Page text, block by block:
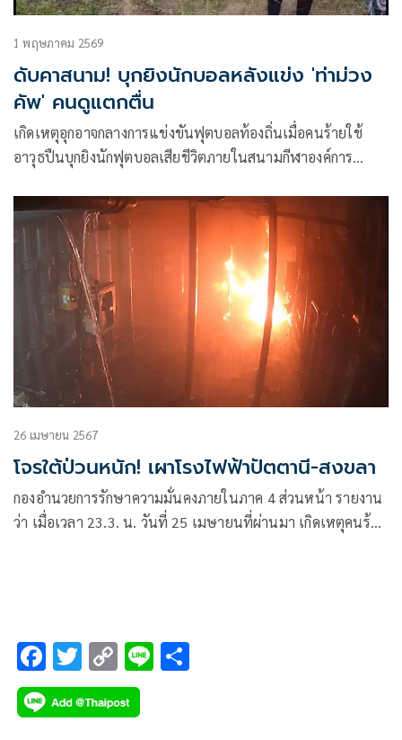
1 พฤษภาคม 2569
ดับคาสนาม! บุกยิงนักบอลหลังแข่ง 'ท่าม่วง
คัพ' คนดูแตกตื่น
เกิดเหตุอุกอาจกลางการแข่งขันฟุตบอลท้องถิ่นเมื่อคนร้ายใช้
อาวุธปืนบุกยิงนักฟุตบอลเสียชีวิตภายในสนามกีฬาองค์การ
26 เมษายน 2567
โจรใต้ป่วนหนัก! เผาโรงไฟฟ้าปัตตานี-สงขลา
กองอำนวยการรักษาความมั่นคงภายในภาค 4 ส่วนหน้า รายงาน
ว่า เมื่อเวลา 23.3. น. วันที่ 25 เมษายนที่ผ่านมา เกิดเหตุคนร้าย
F
ac
e
T
wi
tt
C
o
p
Li